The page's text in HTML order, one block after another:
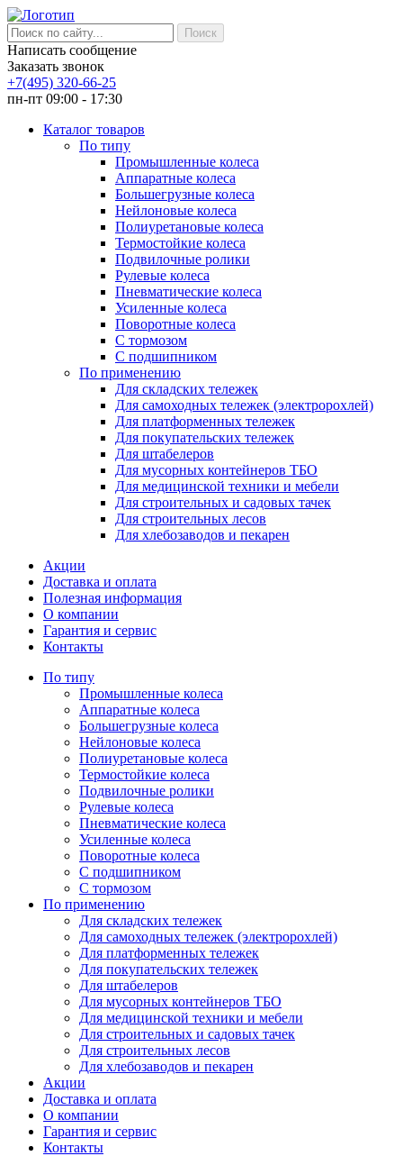
Написать сообщение
Заказать звонок
+7(495) 320-66-25
пн-пт 09:00 - 17:30
Каталог товаров
По типу
Промышленные колеса
Аппаратные колеса
Большегрузные колеса
Нейлоновые колеса
Полиуретановые колеса
Термостойкие колеса
Подвилочные ролики
Рулевые колеса
Пневматические колеса
Усиленные колеса
Поворотные колеса
С тормозом
С подшипником
По применению
Для складских тележек
Для самоходных тележек (электророхлей)
Для платформенных тележек
Для покупательских тележек
Для штабелеров
Для мусорных контейнеров ТБО
Для медицинской техники и мебели
Для строительных и садовых тачек
Для строительных лесов
Для хлебозаводов и пекарен
Акции
Доставка и оплата
Полезная информация
О компании
Гарантия и сервис
Контакты
По типу
Промышленные колеса
Аппаратные колеса
Большегрузные колеса
Нейлоновые колеса
Полиуретановые колеса
Термостойкие колеса
Подвилочные ролики
Рулевые колеса
Пневматические колеса
Усиленные колеса
Поворотные колеса
С подшипником
С тормозом
По применению
Для складских тележек
Для самоходных тележек (электророхлей)
Для платформенных тележек
Для покупательских тележек
Для штабелеров
Для мусорных контейнеров ТБО
Для медицинской техники и мебели
Для строительных и садовых тачек
Для строительных лесов
Для хлебозаводов и пекарен
Акции
Доставка и оплата
О компании
Гарантия и сервис
Контакты